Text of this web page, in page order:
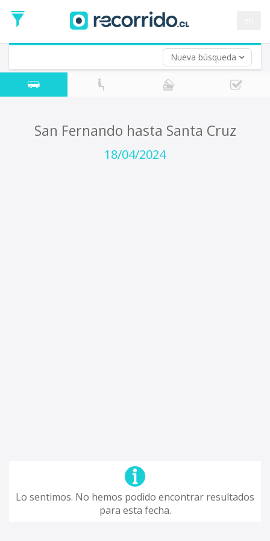
Nueva búsqueda
de
Ida
Vuelta (opcional)
Fecha
de
San Fernando hasta Santa Cruz
18/04/2024
Lo sentimos. No hemos podido encontrar resultados
para esta fecha.